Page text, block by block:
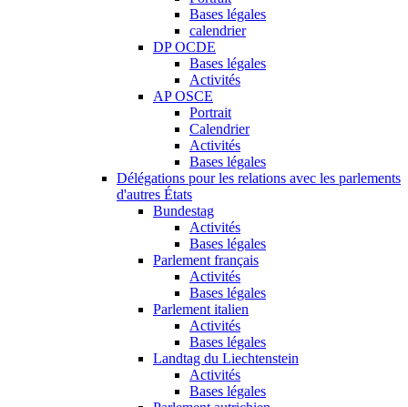
Bases légales
calendrier
DP OCDE
Bases légales
Activités
AP OSCE
Portrait
Calendrier
Activités
Bases légales
Délégations pour les relations avec les parlements
d'autres États
Bundestag
Activités
Bases légales
Parlement français
Activités
Bases légales
Parlement italien
Activités
Bases légales
Landtag du Liechtenstein
Activités
Bases légales